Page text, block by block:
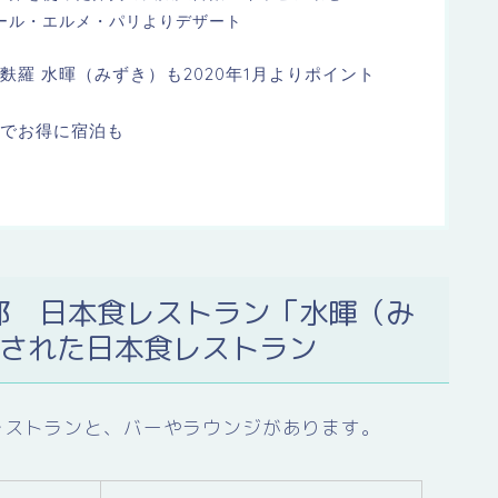
・エルメ・パリよりデザート
水暉（みずき）も2020年1月よりポイント
お得に宿泊も
日本食レストラン「水暉（み
れた日本食レストラン
トランと、バーやラウンジがあります。